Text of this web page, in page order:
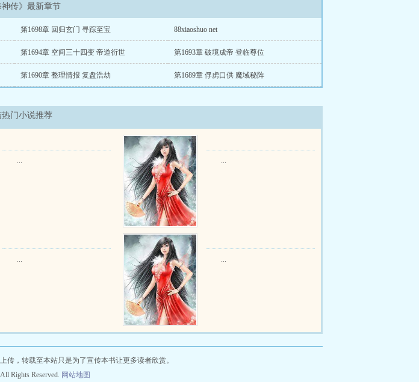
神传》最新章节
第1698章 回归玄门 寻踪至宝 88xiaoshuo net
第1694章 空间三十四变 帝道衍世 第1693章 破境成帝 登临尊位
第1690章 整理情报 复盘浩劫 第1689章 俘虏口供 魔域秘阵
热门小说推荐
... ...
... ...
传，转载至本站只是为了宣传本书让更多读者欣赏。
All Rights Reserved. 网站地图